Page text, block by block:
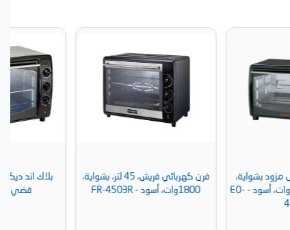
فرن كهربائي فريش، 45 لتر، بشواية،
1800وات، أسود - FR-4503R
بلاك اند ديكر توستر فرن ، 42 لتر،
فضي - TRO60-B5